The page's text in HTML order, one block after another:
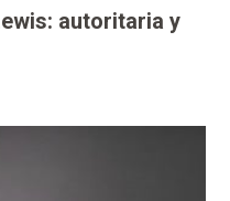
autoritaria y